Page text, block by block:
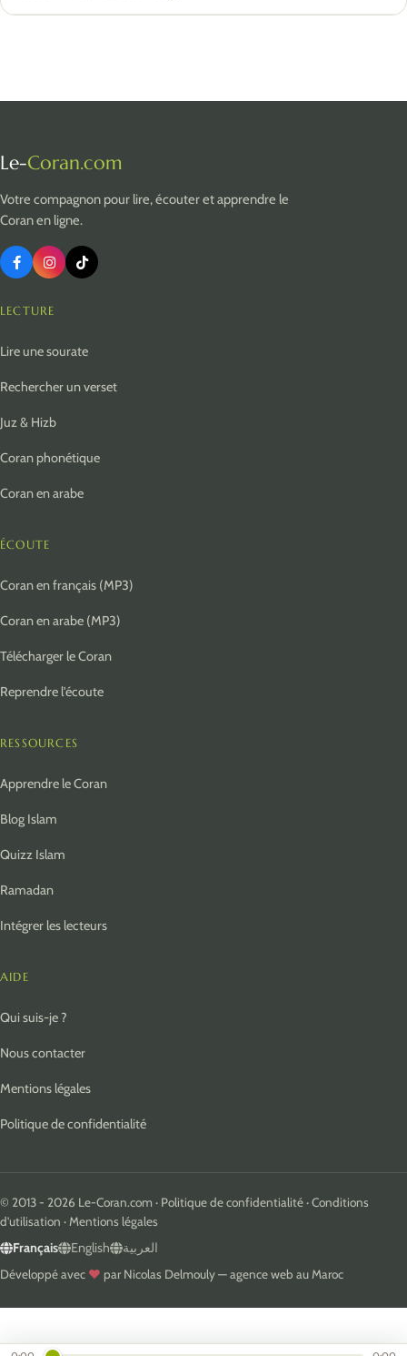
Le-Coran.com
Votre compagnon pour lire, écouter et apprendre le
Coran en ligne.
LECTURE
Lire une sourate
Rechercher un verset
Juz & Hizb
Coran phonétique
Coran en arabe
ÉCOUTE
Coran en français (MP3)
Coran en arabe (MP3)
Télécharger le Coran
Reprendre l'écoute
RESSOURCES
Apprendre le Coran
Blog Islam
Quizz Islam
Ramadan
Intégrer les lecteurs
AIDE
Qui suis-je ?
Nous contacter
Mentions légales
Politique de confidentialité
© 2013 - 2026 Le-Coran.com · Politique de confidentialité·Conditions
d'utilisation ·Mentions légales
Français English العربية
Développé avec ♥ par Nicolas Delmouly—agence web au Maroc